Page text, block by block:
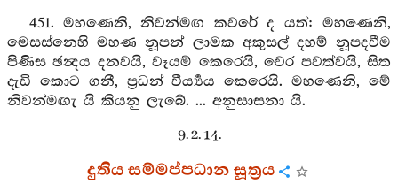
451. මහණෙනි, නිවන්මඟ කවරේ ද යත්: මහණෙනි,
මෙසස්නෙහි මහණ නූපන් ලාමක අකුසල් දහම් නූපදවීම
පිණිස ඡන්‍දය දනවයි, වෑයම් කෙරෙයි, වෙර පවත්වයි, සිත
දැඩි කොට ගනී, ප්‍රධන් වීර්‍ය්‍යය කෙරෙයි. මහණෙනි, මේ
නිවන්මඟැ යි කියනු ලැබේ. ... අනුසාසනා යි.
9. 2. 14.
දුතිය සම්මප්පධාන සූත්‍රය